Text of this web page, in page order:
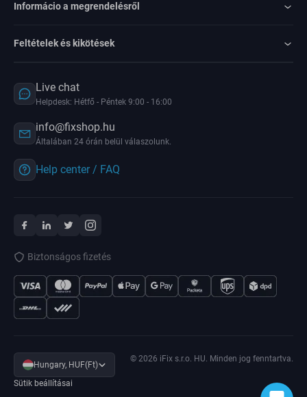
Informácio a megrendelésről
Feltételek és kikötések
Live chat
Helpdesk: Hétfő - Péntek 9:00 - 16:00
info@fixshop.hu
Általában 24 órán belül válaszolunk.
Help center / FAQ
Biztonságos fizetés
Hungary, HUF(Ft)
Sütik beállításai
© 2026 iFix s.r.o. HU. Minden jog fenntartva.